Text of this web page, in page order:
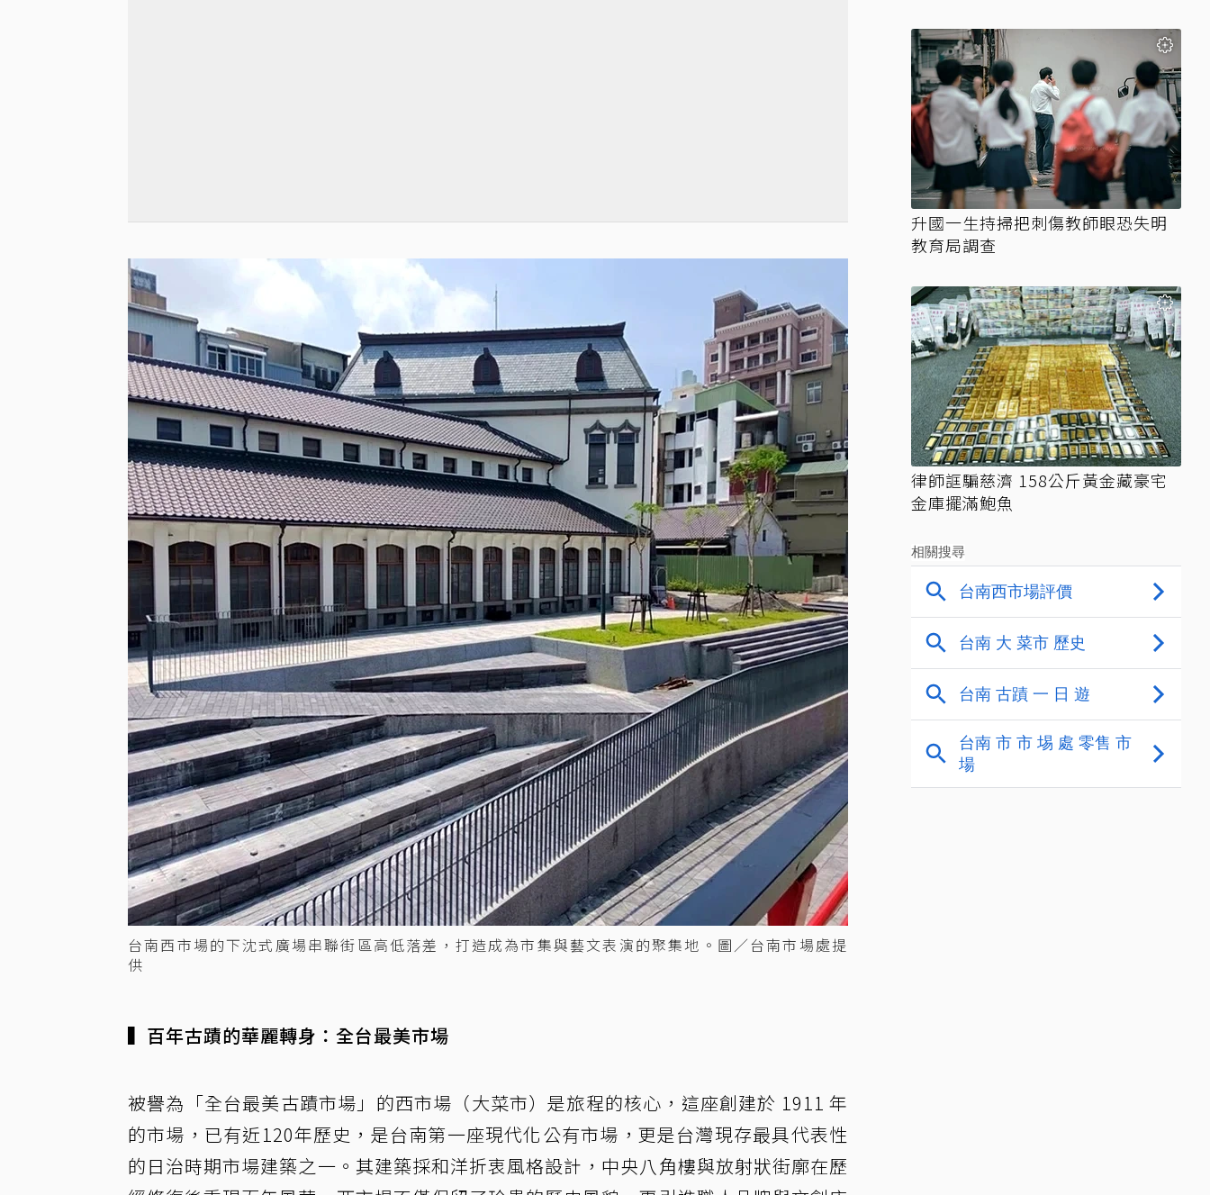
台南西市場的下沈式廣場串聯街區高低落差，打造成為市集與藝文表演的聚集地。圖／台南市場處提
供
▍百年古蹟的華麗轉身：全台最美市場
被譽為「全台最美古蹟市場」的西市場（大菜市）是旅程的核心，這座創建於 1911 年
的市場，已有近120年歷史，是台南第一座現代化公有市場，更是台灣現存最具代表性
的日治時期市場建築之一。其建築採和洋折衷風格設計，中央八角樓與放射狀街廓在歷
升國一生持掃把刺傷教師眼恐失明
教育局調查
律師誆騙慈濟 158公斤黃金藏豪宅
金庫擺滿鮑魚